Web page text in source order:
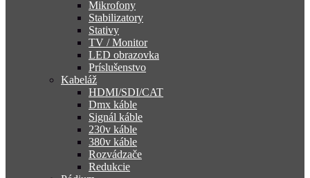
Mikrofony
Stabilizatory
Stativy
TV / Monitor
LED obrazovka
Príslušenstvo
Kabeláž
HDMI/SDI/CAT
Dmx káble
Signál káble
230v káble
380v káble
Rozvádzače
Redukcie